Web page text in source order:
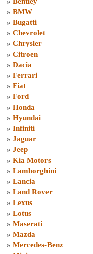
» BMW
» Bugatti
» Chevrolet
» Chrysler
» Citroen
» Dacia
» Ferrari
» Fiat
» Ford
» Honda
» Hyundai
» Infiniti
» Jaguar
» Jeep
» Kia Motors
» Lamborghini
» Lancia
» Land Rover
» Lexus
» Lotus
» Maserati
» Mazda
» Mercedes-Benz